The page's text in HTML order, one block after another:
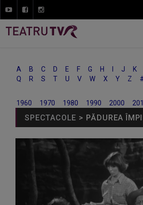
A B C D E F G H J K
Q
R S T U V W X Y Z
1960 1970 1980 1990 2000
SPECTACOLE > PĂDUREA